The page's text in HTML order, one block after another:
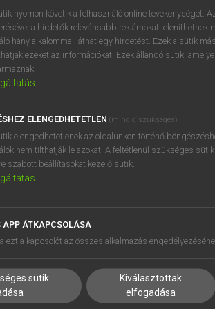
BELÉPÉS
SÚGÓ
RÓLUNK
SÜTI BEÁLLÍTÁSOK
nyomon követik a felhasználó online tevékenységét.
a hirdetők relevánsabb reklámokat jeleníthetnek
hány alkalommal láthat egy hirdetést. Ezek a sütik
ezeket az információkat. Ezek állandó sütik,
ELENGEDHETETLEN (mindig szükséges)
elengedhetetlenek az oldalunkon történő
nem tilthatják le azokat. A feltétlenül szükséges
szabott beállításokat kezelő sütik.
APP ÁTKAPCSOLÁSA
ezt a kapcsolót az összes alkalmazás
sütik
Kiválasztottak
elfogadása